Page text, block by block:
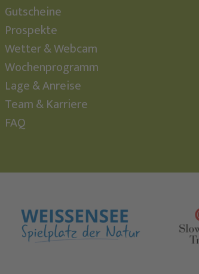
Gutscheine
Prospekte
Wetter & Webcam
Wochenprogramm
Lage & Anreise
Team & Karriere
FAQ